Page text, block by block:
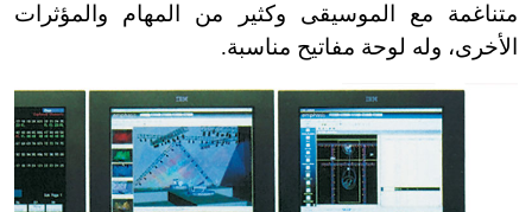
متناغمة مع الموسيقى وكثير من المهام والمؤثرات
الأخرى، وله لوحة مفاتيح مناسبة.